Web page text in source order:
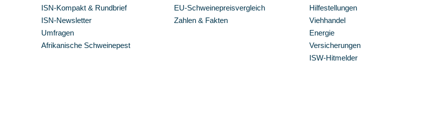
ISN-Kompakt & Rundbrief
ISN-Newsletter
Umfragen
Afrikanische Schweinepest
EU-Schweinepreisvergleich
Zahlen & Fakten
Hilfestellungen
Viehhandel
Energie
Versicherungen
ISW-Hitmelder